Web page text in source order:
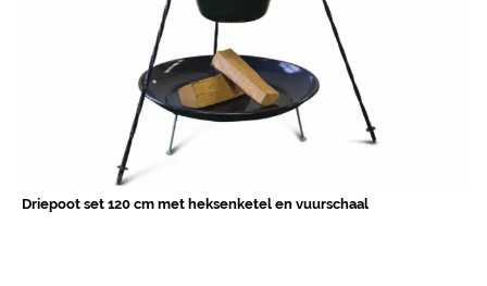
Driepoot set 120 cm met heksenketel en vuurschaal